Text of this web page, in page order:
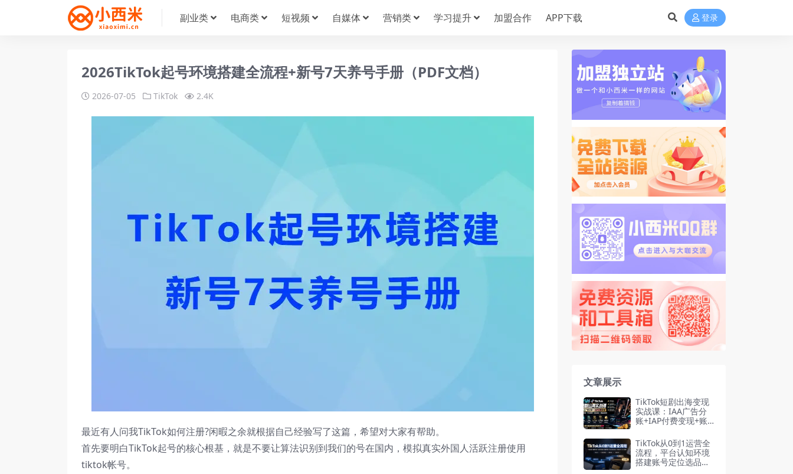
副业类 电商类 短视频 自媒体 营销类 学习提升 加盟合作 APP下载 登录
2026TikTok起号环境搭建全流程+新号7天养号手册（PDF文档）
2026-07-05 TikTok 2.4K
最近有人问我TikTok如何注册?闲暇之余就根据自己经验写了这篇，希望对大家有帮助。
首先要明白TikTok起号的核心根基，就是不要让算法识别到我们的号在国内，模拟真实外国人活跃注册使用
tiktok帐号。
文章展示
TikTok短剧出海变现
实战课：IAA广告分
账+IAP付费变现+账
款全流程
TikTok从0到1运营全
流程，平台认知环境
搭建账号定位选品商